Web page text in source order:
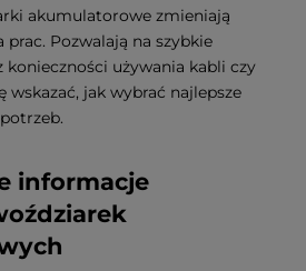
akumulatorowe zmieniają
Pozwalają na szybkie
konieczności używania kabli czy
wskazać, jak wybrać najlepsze
informacje